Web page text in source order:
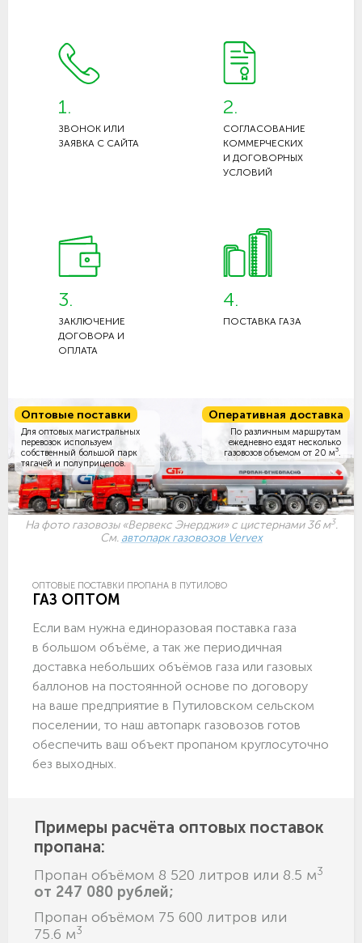
1.
ЗВОНОК ИЛИ
ЗАЯВКА С САЙТА
2.
СОГЛАСОВАНИЕ
КОММЕРЧЕСКИХ
И ДОГОВОРНЫХ
УСЛОВИЙ
3.
ЗАКЛЮЧЕНИЕ
ДОГОВОРА И
ОПЛАТА
4.
ПОСТАВКА ГАЗА
Оптовые поставки
Для оптовых магистральных
перевозок используем
собственный большой парк
тягачей и полуприцепов.
Оперативная доставка
По различным маршрутам
ежедневно ездят несколько
газовозов объемом от 20 м3
На фото газовозы «Вервекс Энерджи» с цистернами 36 м3.
См. автопарк газовозов Vervex
ОПТОВЫЕ ПОСТАВКИ ПРОПАНА В ПУТИЛОВО
ГАЗ ОПТОМ
Если вам нужна единоразовая поставка газа
в большом объёме, а так же периодичная
доставка небольших объёмов газа или газовых
баллонов на постоянной основе по договору
на ваше предприятие в Путиловском сельском
поселении, то наш автопарк газовозов готов
обеспечить ваш объект пропаном круглосуточно
без выходных.
Примеры расчёта оптовых поставок
пропана:
Пропан объёмом 8 520 литров или 8.5 м3
от 247 080 рублей;
Пропан объёмом 75 600 литров или
75.6 м3